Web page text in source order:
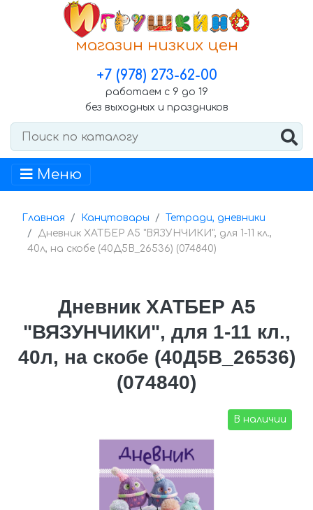
магазин низких цен
+7 (978) 273-62-00
работаем с 9 до 19
без выходных и праздников
Меню
Главная Канцтовары
Тетради, дневники
Дневник ХАТБЕР А5 "ВЯЗУНЧИКИ", для 1-11 кл.,
40л, на скобе (40Д5В_26536) (074840)
Дневник ХАТБЕР А5
"ВЯЗУНЧИКИ", для 1-11 кл.,
40л, на скобе (40Д5В_26536)
(074840)
В наличии